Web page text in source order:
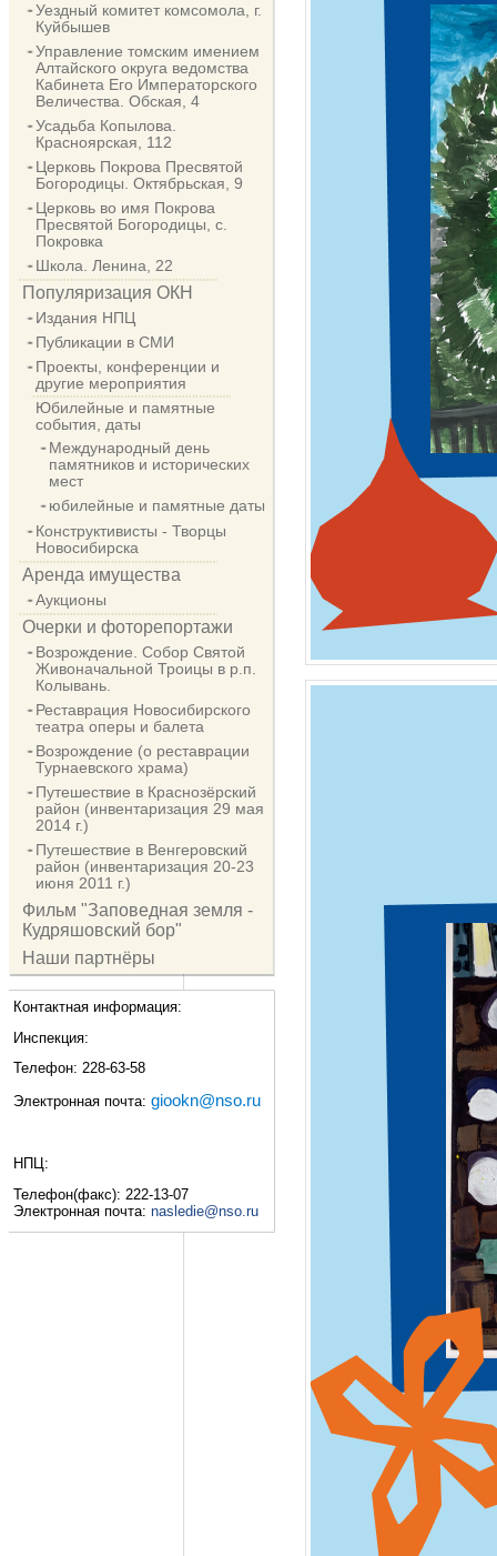
Уездный комитет комсомола, г.
Куйбышев
Управление томским имением
Алтайского округа ведомства
Кабинета Его Императорского
Величества. Обская, 4
Усадьба Копылова.
Красноярская, 112
Церковь Покрова Пресвятой
Богородицы. Октябрьская, 9
Церковь во имя Покрова
Пресвятой Богородицы, с.
Покровка
Школа. Ленина, 22
Популяризация ОКН
Издания НПЦ
Публикации в СМИ
Проекты, конференции и
другие мероприятия
Юбилейные и памятные
события, даты
Международный день
памятников и исторических
мест
юбилейные и памятные даты
Конструктивисты - Творцы
Новосибирска
Аренда имущества
Аукционы
Очерки и фоторепортажи
Возрождение. Собор Святой
Живоначальной Троицы в р.п.
Колывань.
Реставрация Новосибирского
театра оперы и балета
Возрождение (о реставрации
Турнаевского храма)
Путешествие в Краснозёрский
район (инвентаризация 29 мая
2014 г.)
Путешествие в Венгеровский
район (инвентаризация 20-23
июня 2011 г.)
Фильм "Заповедная земля -
Кудряшовский бор"
Наши партнёры
Контактная информация:
Инспекция:
Телефон: 228-63-58
Электронная почта: giookn@nso.ru
НПЦ:
Телефон(факс): 222-13-07
Электронная почта: nasledie@nso.ru